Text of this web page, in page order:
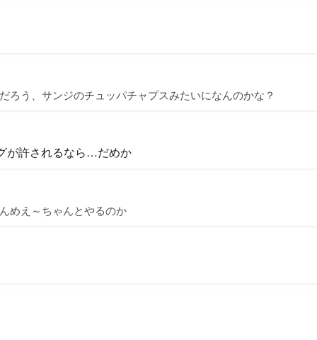
ろう、サンジのチュッパチャプスみたいになんのかな？
が許されるなら…だめか
めえ～ちゃんとやるのか